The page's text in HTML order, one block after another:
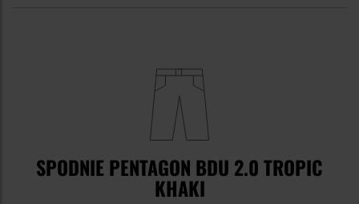
SPODNIE PENTAGON BDU 2.0 TROPIC
KHAKI